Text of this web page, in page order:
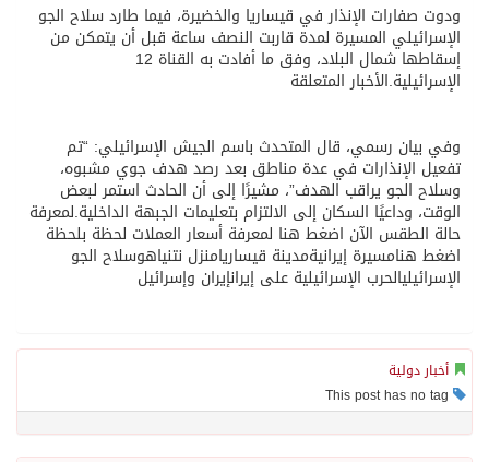
ودوت صفارات الإنذار في قيساريا والخضيرة، فيما طارد سلاح الجو
الإسرائيلي المسيرة لمدة قاربت النصف ساعة قبل أن يتمكن من
إسقاطها شمال البلاد، وفق ما أفادت به القناة 12
الإسرائيلية.الأخبار المتعلقة
وفي بيان رسمي، قال المتحدث باسم الجيش الإسرائيلي: “تم
تفعيل الإنذارات في عدة مناطق بعد رصد هدف جوي مشبوه،
وسلاح الجو يراقب الهدف”، مشيرًا إلى أن الحادث استمر لبعض
الوقت، وداعيًا السكان إلى الالتزام بتعليمات الجبهة الداخلية.لمعرفة
حالة الطقس الآن اضغط هنا لمعرفة أسعار العملات لحظة بلحظة
اضغط هنامسيرة إيرانيةمدينة قيساريامنزل نتنياهوسلاح الجو
الإسرائيليالحرب الإسرائيلية على إيرانإيران وإسرائيل
أخبار دولية